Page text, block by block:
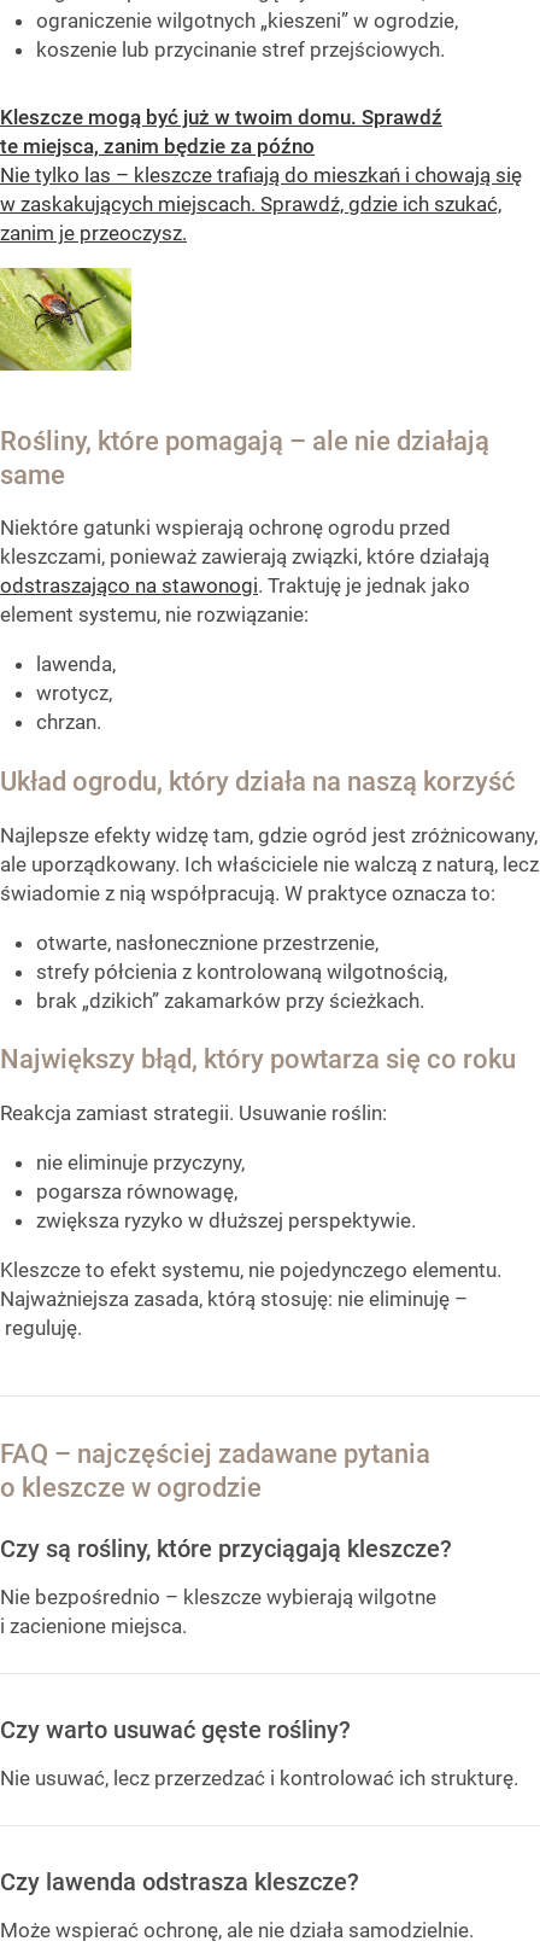
ograniczenie wilgotnych „kieszeni” w ogrodzie,
koszenie lub przycinanie stref przejściowych.
Kleszcze mogą być już w twoim domu. Sprawdź
te miejsca, zanim będzie za późno
Nie tylko las – kleszcze trafiają do mieszkań i chowają się
w zaskakujących miejscach. Sprawdź, gdzie ich szukać,
zanim je przeoczysz.
Rośliny, które pomagają – ale nie działają
same
Niektóre gatunki wspierają ochronę ogrodu przed
kleszczami, ponieważ zawierają związki, które działają
odstraszająco na stawonogi. Traktuję je jednak jako
element systemu, nie rozwiązanie:
lawenda,
wrotycz,
chrzan.
Układ ogrodu, który działa na naszą korzyść
Najlepsze efekty widzę tam, gdzie ogród jest zróżnicowany,
ale uporządkowany. Ich właściciele nie walczą z naturą, lecz
świadomie z nią współpracują. W praktyce oznacza to:
otwarte, nasłonecznione przestrzenie,
strefy półcienia z kontrolowaną wilgotnością,
brak „dzikich” zakamarków przy ścieżkach.
Największy błąd, który powtarza się co roku
Reakcja zamiast strategii. Usuwanie roślin:
nie eliminuje przyczyny,
pogarsza równowagę,
zwiększa ryzyko w dłuższej perspektywie.
Kleszcze to efekt systemu, nie pojedynczego elementu.
Najważniejsza zasada, którą stosuję: nie eliminuję –
reguluję.
FAQ – najczęściej zadawane pytania
o kleszcze w ogrodzie
Czy są rośliny, które przyciągają kleszcze?
Nie bezpośrednio – kleszcze wybierają wilgotne
i zacienione miejsca.
Czy warto usuwać gęste rośliny?
Nie usuwać, lecz przerzedzać i kontrolować ich strukturę.
Czy lawenda odstrasza kleszcze?
Może wspierać ochronę, ale nie działa samodzielnie.